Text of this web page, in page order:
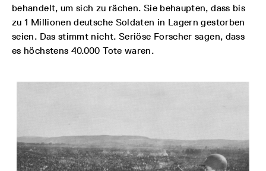
behandelt, um sich zu rächen. Sie behaupten, dass bis
zu 1 Millionen deutsche Soldaten in Lagern gestorben
seien. Das stimmt nicht. Seriöse Forscher sagen, dass
es höchstens 40.000 Tote waren.